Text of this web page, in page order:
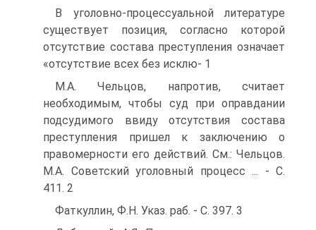
В уголовно-процессуальной литературе
существует позиция, согласно которой
отсутствие состава преступления означает
«отсутствие всех без исклю- 1
М.А. Чельцов, напротив, считает
необходимым, чтобы суд при оправдании
подсудимого ввиду отсутствия состава
преступления пришел к заключению о
правомерности его действий. См.: Чельцов.
М.А. Советский уголовный процесс ... - С.
411. 2
Фаткуллин, Ф.Н. Указ. раб. - С. 397. 3